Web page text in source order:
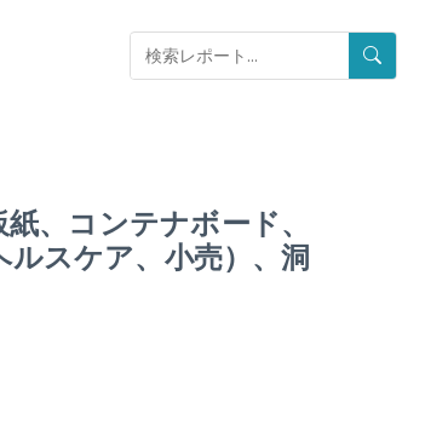
、コンテナボード、
スケア、小売）、洞